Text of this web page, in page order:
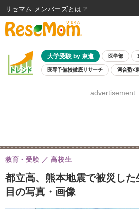
大学受験 by 東進 医学部
医専予備校徹底リサーチ 河合塾×
8月開催学校説明会・相談
advertisement
都立高、熊本地震で被災し
目の写真・画像
教育・受験 高校生
リセマム メンバーズ